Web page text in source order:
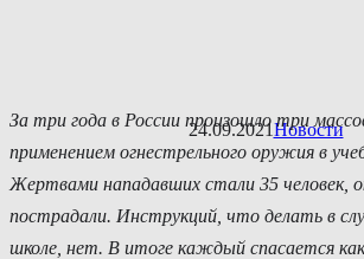
24.09.2021Новости
За три года в России произошло три
применением огнестрельного оружия в
Жертвами нападавших стали 35 человек,
пострадали. Инструкций, что делать в
школе, нет. В итоге каждый спасается